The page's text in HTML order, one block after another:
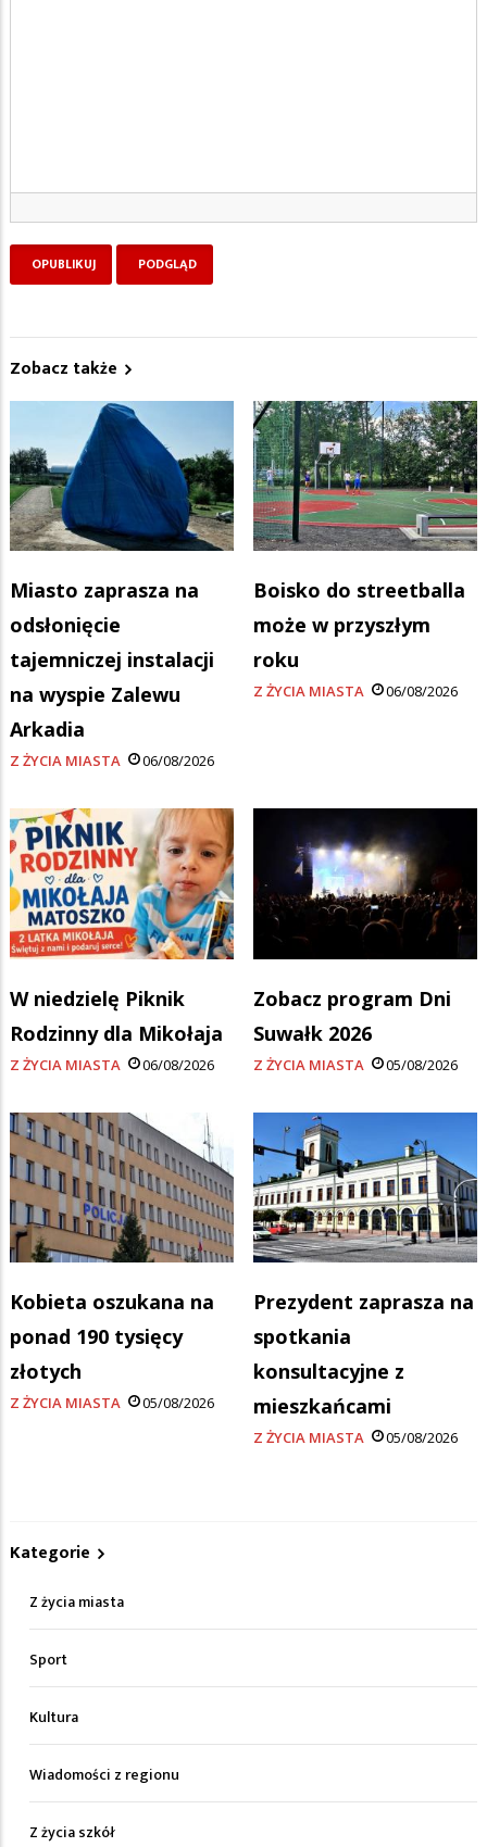
Zobacz także
Miasto zaprasza na
odsłonięcie
tajemniczej instalacji
na wyspie Zalewu
Arkadia
Z ŻYCIA MIASTA 06/08/2026
Boisko do streetballa
może w przyszłym
roku
Z ŻYCIA MIASTA 06/08/2026
W niedzielę Piknik
Rodzinny dla Mikołaja
Z ŻYCIA MIASTA 06/08/2026
Zobacz program Dni
Suwałk 2026
Z ŻYCIA MIASTA 05/08/2026
Kobieta oszukana na
ponad 190 tysięcy
złotych
Z ŻYCIA MIASTA 05/08/2026
Prezydent zaprasza na
spotkania
konsultacyjne z
mieszkańcami
Z ŻYCIA MIASTA 05/08/2026
Kategorie
Z życia miasta
Sport
Kultura
Wiadomości z regionu
Z życia szkół